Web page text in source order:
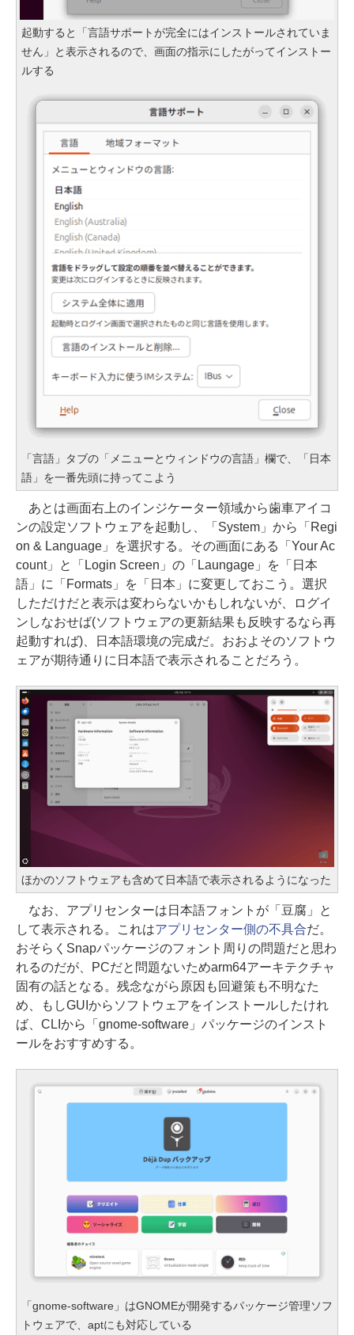
起動すると「言語サポートが完全にはインストールされていま
せん」と表示されるので、画面の指示にしたがってインストー
ルする
「言語」タブの「メニューとウィンドウの言語」欄で、「日本
語」を一番先頭に持ってこよう
あとは画面右上のインジケーター領域から歯車アイコ
ンの設定ソフトウェアを起動し、「System」から「Regi
on & Language」を選択する。その画面にある「Your Ac
count」と「Login Screen」の「Laungage」を「日本
語」に「Formats」を「日本」に変更しておこう。選択
しただけだと表示は変わらないかもしれないが、ログイ
ンしなおせば(ソフトウェアの更新結果も反映するなら再
起動すれば)、日本語環境の完成だ。おおよそのソフトウ
ェアが期待通りに日本語で表示されることだろう。
ほかのソフトウェアも含めて日本語で表示されるようになった
なお、アプリセンターは日本語フォントが「豆腐」と
して表示される。これはアプリセンター側の不具合だ。
おそらくSnapパッケージのフォント周りの問題だと思わ
れるのだが、PCだと問題ないためarm64アーキテクチャ
固有の話となる。残念ながら原因も回避策も不明なた
め、もしGUIからソフトウェアをインストールしたけれ
ば、CLIから「gnome-software」パッケージのインスト
ールをおすすめする。
「gnome-software」はGNOMEが開発するパッケージ管理ソフ
トウェアで、aptにも対応している